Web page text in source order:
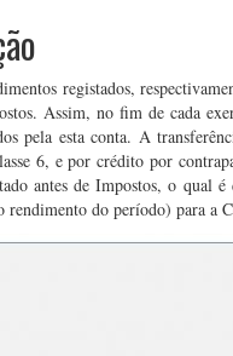
registados,
Assim, no fim de cada
pela esta conta. A
6, e por crédito por
antes de Impostos, o qual
rendimento do período) para a